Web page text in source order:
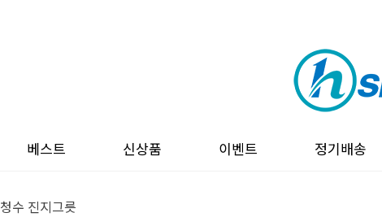
베스트 신상품 이벤트 정기배송
청수 진지그릇